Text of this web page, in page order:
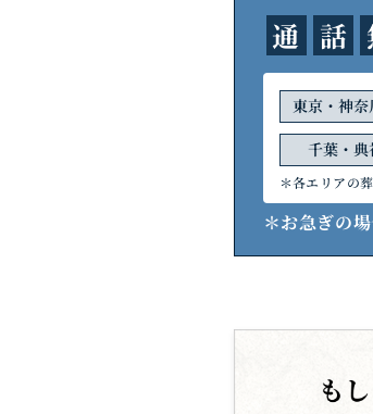
通 話
東京・神
千葉・
＊各エリアの
＊お急ぎの